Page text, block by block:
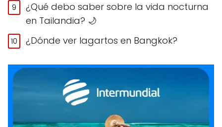
¿Qué debo saber sobre la vida nocturna
en Tailandia? 🌙
¿Dónde ver lagartos en Bangkok?